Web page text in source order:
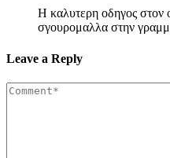
Η καλυτερη οδηγος στον
σγουρομαλλα στην
Leave a Reply